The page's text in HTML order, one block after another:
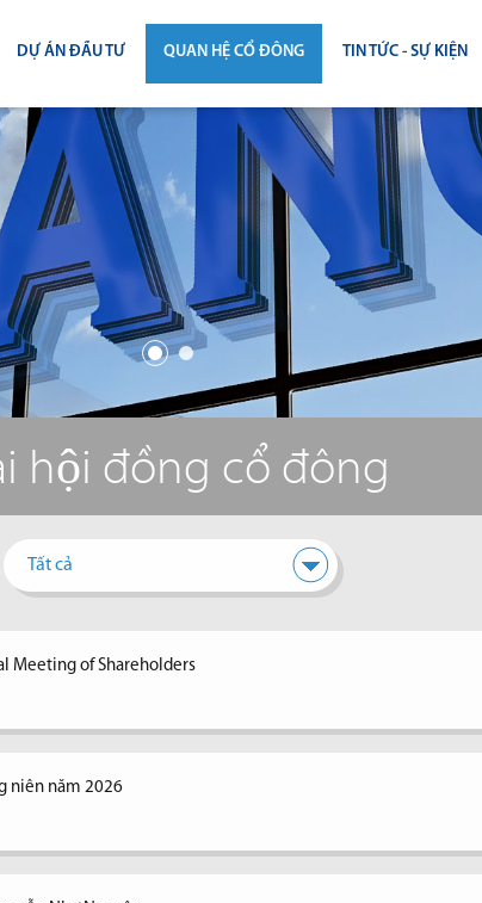
DỰ ÁN ĐẦU TƯ QUAN HỆ CỔ ĐÔNG
CÔNG BỐ THÔNG TIN
ĐẠI HỘI ĐỒNG CỔ ĐÔNG
BÁO CÁO THƯỜNG NIÊN
BÁO CÁO TÀI CHÍNH
BÁO CÁO QUẢN TRỊ CÔNG TY
ĐIỀU LỆ - QUY CHẾ - BẢN CÁO BẠCH
TIN TỨC - SỰ KIỆN
TIN THỊ TRƯỜNG
TIN DỰ ÁN
TIN CÔNG TY
hội đồng cổ đông
Tất cả
Meeting of Shareholders
niên năm 2026